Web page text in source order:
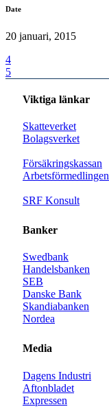
Date
20 januari, 2015
Viktiga länkar
Skatteverket
Bolagsverket
Försäkringskassan
Arbetsförmedlingen
SRF Konsult
Banker
Swedbank
Handelsbanken
SEB
Danske Bank
Skandiabanken
Nordea
Media
Dagens Industri
Aftonbladet
Expressen